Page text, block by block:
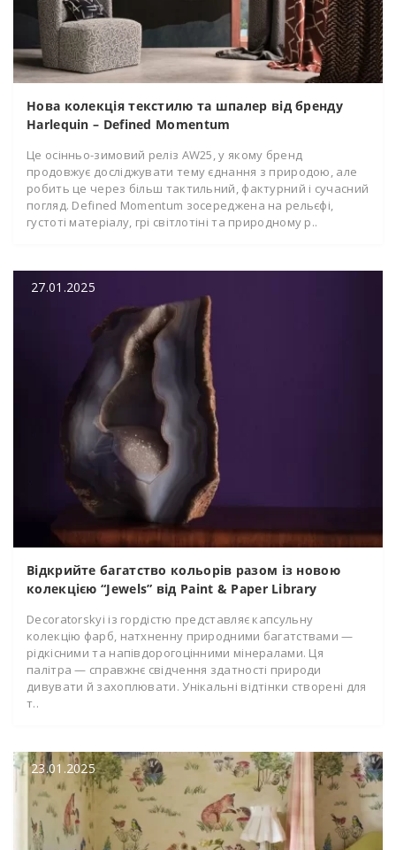
Нова колекція текстилю та шпалер від бренду
Harlequin – Defined Momentum
Це осінньо-зимовий реліз AW25, у якому бренд
продовжує досліджувати тему єднання з природою, але
робить це через більш тактильний, фактурний і сучасний
погляд. Defined Momentum зосереджена на рельєфі,
густоті матеріалу, грі світлотіні та природному р..
27.01.2025
Відкрийте багатство кольорів разом із новою
колекцією “Jewels” від Paint & Paper Library
Decoratorskyi із гордістю представляє капсульну
колекцію фарб, натхненну природними багатствами —
рідкісними та напівдорогоцінними мінералами. Ця
палітра — справжнє свідчення здатності природи
дивувати й захоплювати. Унікальні відтінки створені для
т..
23.01.2025